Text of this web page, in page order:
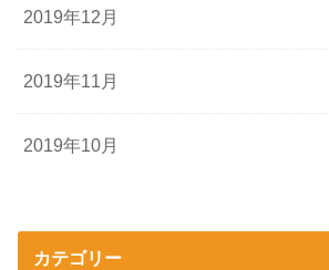
2019年12月
2019年11月
2019年10月
カテゴリー